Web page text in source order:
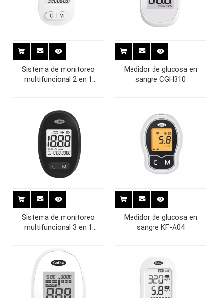
Sistema de monitoreo
multifuncional 2 en 1
Medidor de glucosa en
sangre CGH310
Sistema de monitoreo
multifuncional 3 en 1
Medidor de glucosa en
sangre KF-A04